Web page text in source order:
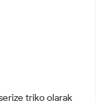
triko olarak